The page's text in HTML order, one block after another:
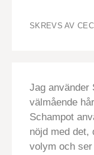
SKREVS AV
Jag använder
välmående
Schampot
nöjd med det,
volym och